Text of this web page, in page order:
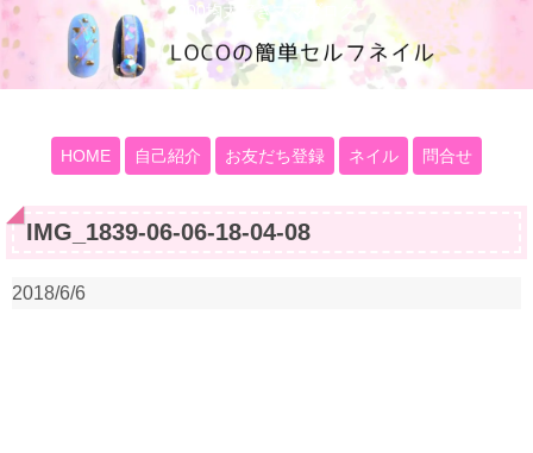
100均大好きママブログ
HOME 自己紹介 お友だち登録 ネイル 問合せ
IMG_1839-06-06-18-04-08
2018/6/6